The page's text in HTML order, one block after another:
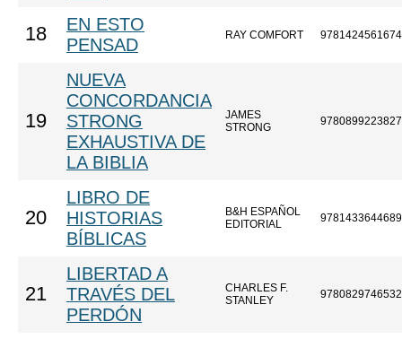
18
EN ESTO
PENSAD
RAY COMFORT 9781424561674
19
NUEVA
CONCORDANCIA
STRONG
EXHAUSTIVA DE
LA BIBLIA
JAMES
STRONG
9780899223827
20
LIBRO DE
HISTORIAS
BÍBLICAS
B&H ESPAÑOL
EDITORIAL
9781433644689
21
LIBERTAD A
TRAVÉS DEL
PERDÓN
CHARLES F.
STANLEY
9780829746532